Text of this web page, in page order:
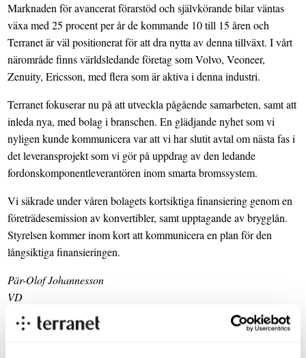
Marknaden för avancerat förarstöd och självkörande bilar väntas
växa med 25 procent per år de kommande 10 till 15 åren och
Terranet är väl positionerat för att dra nytta av denna tillväxt. I vårt
närområde finns världsledande företag som Volvo, Veoneer,
Zenuity, Ericsson, med flera som är aktiva i denna industri.
Terranet fokuserar nu på att utveckla pågående samarbeten, samt att
inleda nya, med bolag i branschen. En glädjande nyhet som vi
nyligen kunde kommunicera var att vi har slutit avtal om nästa fas i
det leveransprojekt som vi gör på uppdrag av den ledande
fordonskomponentleverantören inom smarta bromssystem.
Vi säkrade under våren bolagets kortsiktiga finansiering genom en
företrädesemission av konvertibler, samt upptagande av brygglån.
Styrelsen kommer inom kort att kommunicera en plan för den
långsiktiga finansieringen.
Pär-Olof Johannesson
VD